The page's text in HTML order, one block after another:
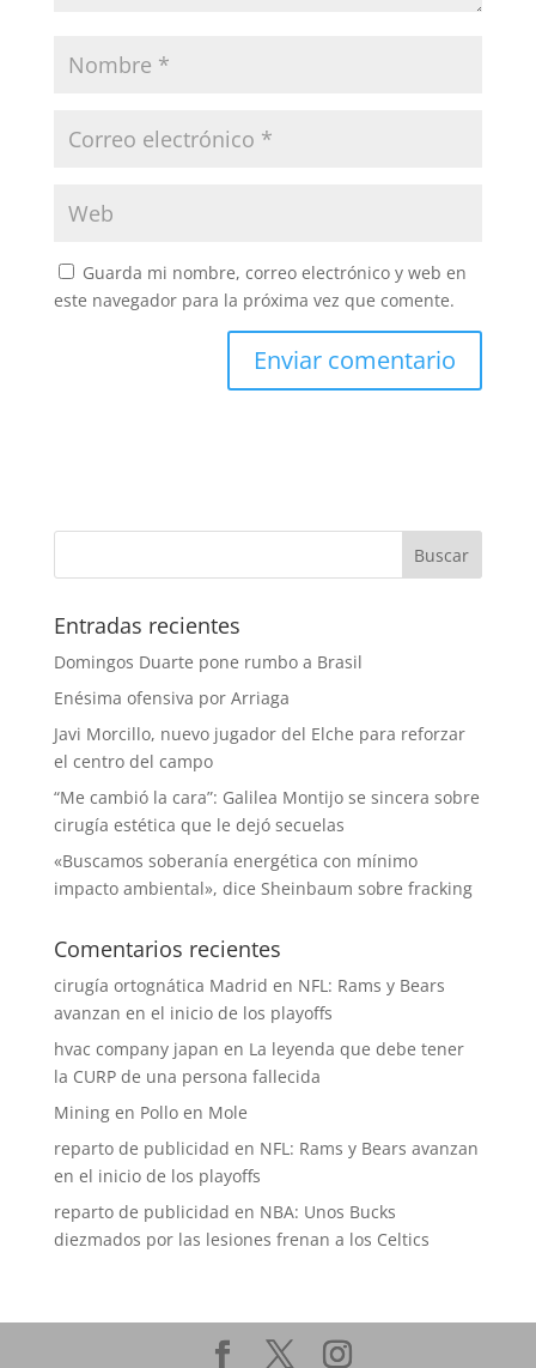
Guarda mi nombre, correo electrónico y web en
este navegador para la próxima vez que comente.
Entradas recientes
Domingos Duarte pone rumbo a Brasil
Enésima ofensiva por Arriaga
Javi Morcillo, nuevo jugador del Elche para reforzar
el centro del campo
“Me cambió la cara”: Galilea Montijo se sincera sobre
cirugía estética que le dejó secuelas
«Buscamos soberanía energética con mínimo
impacto ambiental», dice Sheinbaum sobre fracking
Comentarios recientes
cirugía ortognática Madrid en NFL: Rams y Bears
avanzan en el inicio de los playoffs
hvac company japan en La leyenda que debe tener
la CURP de una persona fallecida
Miningen Pollo en Mole
reparto de publicidad en NFL: Rams y Bears avanzan
en el inicio de los playoffs
reparto de publicidad en NBA: Unos Bucks
diezmados por las lesiones frenan a los Celtics